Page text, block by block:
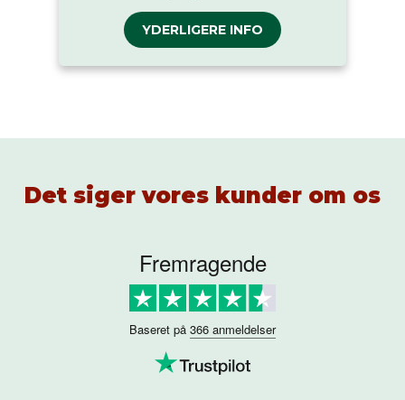
YDERLIGERE INFO
Det siger vores kunder om os
Fremragende
Baseret på 366 anmeldelser